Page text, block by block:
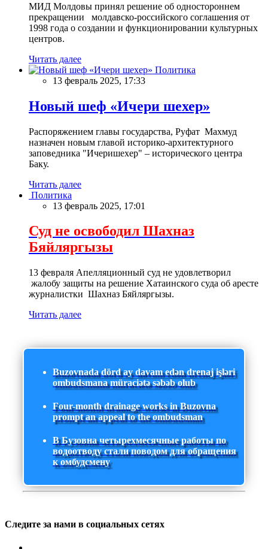
МИД Молдовы принял решение об одностороннем
прекращении молдавско-российского соглашения от
1998 года о создании и функционировании культурных
центров.
Читать далее
Политика
13 февраль 2025, 17:33
Новый шеф «Ичери шехер»
Распоряжением главы государства, Руфат Махмуд
назначен новым главой историко-архитектурного
заповедника "Ичеришехер" – исторического центра
Баку.
Читать далее
Политика
13 февраль 2025, 17:01
Суд не освободил Шахназ
Бяйляргызы
13 февраля Апелляционный суд не удовлетворил
жалобу защиты на решение Хатаинского суда об аресте
журналистки Шахназ Бяйляргызы.
Читать далее
Buzovnada dörd ay davam edən drenaj işləri
ombudsmana müraciətə səbəb olub
Four-month drainage works in Buzovna
prompt an appeal to the ombudsman
В Бузовна четырехмесячные работы по
водоотводу стали поводом для обращения
к омбудсмену
Следите за нами в социальных сетях